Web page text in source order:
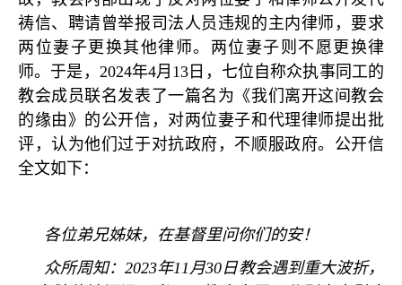
祷信、聘请曾举报司法人员违规的主内律师，要求
两位妻子更换其他律师。两位妻子则不愿更换律
师。于是， 2024年4月 13 日，七位自称众执事同工的
教会成员联名发表了一篇名为《我们离开这间教会
的缘由》的公开信，对两位妻子和代理律师提出批
评，认为他们过于对抗政府，不顺服政府。公开信
全文如下：
各位弟兄姊妹，在基督里问你们的安！
众所周知：2023年11月30日教会遇到重大波折，